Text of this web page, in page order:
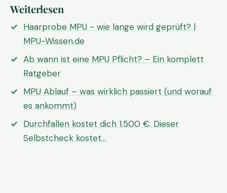
Weiterlesen
Haarprobe MPU - wie lange wird geprüft? |
MPU-Wissen.de
Ab wann ist eine MPU Pflicht? – Ein komplett
Ratgeber
MPU Ablauf – was wirklich passiert (und worauf
es ankommt)
Durchfallen kostet dich 1.500 €. Dieser
Selbstcheck kostet…